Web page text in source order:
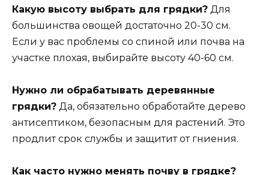
Какую высоту выбрать для грядки? Для
большинства овощей достаточно 20-30 см.
Если у вас проблемы со спиной или почва на
участке плохая, выбирайте высоту 40-60 см.
Нужно ли обрабатывать деревянные
грядки? Да, обязательно обработайте дерево
антисептиком, безопасным для растений. Это
продлит срок службы и защитит от гниения.
Как часто нужно менять почву в грядке?